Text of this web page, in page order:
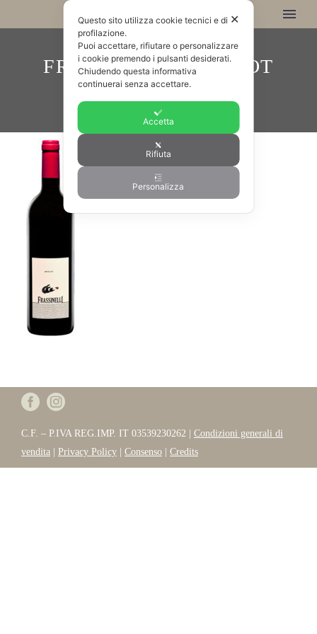
FRASSINELLI-MERLOT
C.F. – P.IVA REG.IMP. IT 03539230262 | Condizioni generali di
vendita
Privacy Policy Consenso Credits
✕
Questo sito utilizza cookie tecnici e di
profilazione.
Puoi accettare, rifiutare o personalizzare
i cookie premendo i pulsanti desiderati.
Chiudendo questa informativa
continuerai senza accettare.
Accetta
Rifiuta
Personalizza